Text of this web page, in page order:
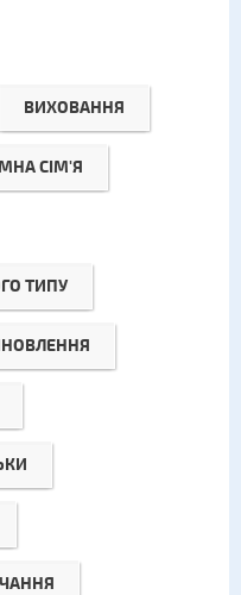
ВИХОВАННЯ
СІМ'Я
ТИПУ